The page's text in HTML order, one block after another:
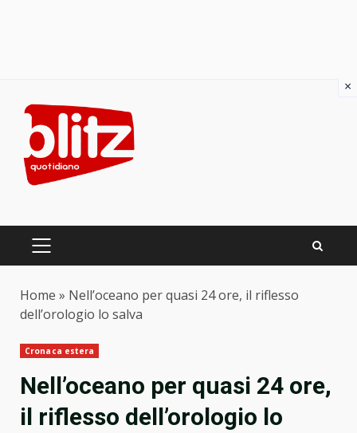
content
PRIMARY
Home » Nell’oceano per quasi 24 ore, il riflesso
dell’orologio lo salva
Cronaca estera
Nell’oceano per quasi 24 ore,
il riflesso dell’orologio lo
×